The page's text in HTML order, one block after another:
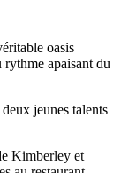
oasis
rythme apaisant du
jeunes talents
Kimberley et